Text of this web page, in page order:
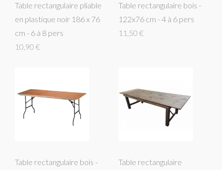
Table rectangulaire pliable
en plastique noir 186 x 76
cm - 6 à 8 pers
10,90 €
Table rectangulaire bois -
122x76 cm - 4 à 6 pers
11,50 €
Table rectangulaire bois -
Table rectangulaire